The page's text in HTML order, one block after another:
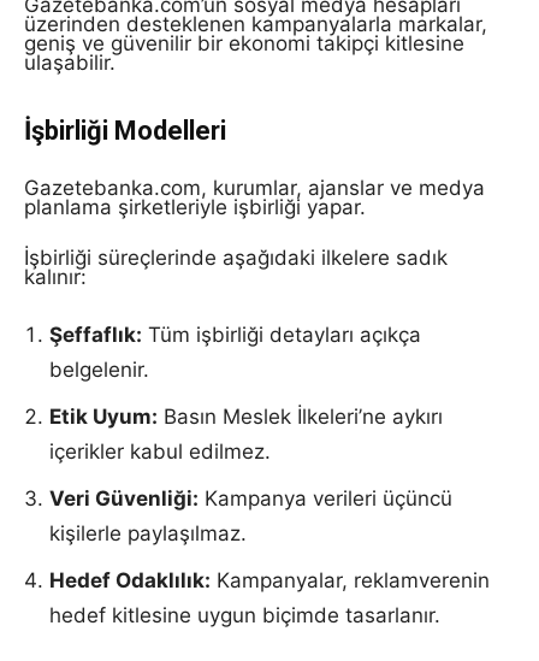
Gazetebanka.com’un sosyal medya hesapları
üzerinden desteklenen kampanyalarla markalar,
geniş ve güvenilir bir ekonomi takipçi kitlesine
ulaşabilir.
İşbirliği Modelleri
Gazetebanka.com, kurumlar, ajanslar ve medya
planlama şirketleriyle işbirliği yapar.
İşbirliği süreçlerinde aşağıdaki ilkelere sadık
kalınır:
Şeffaflık: Tüm işbirliği detayları açıkça
belgelenir.
Etik Uyum: Basın Meslek İlkeleri’ne aykırı
içerikler kabul edilmez.
Veri Güvenliği: Kampanya verileri üçüncü
kişilerle paylaşılmaz.
Hedef Odaklılık: Kampanyalar, reklamverenin
hedef kitlesine uygun biçimde tasarlanır.